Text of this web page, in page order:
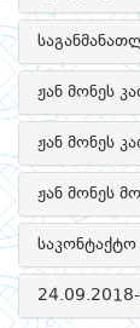
ჟან მონეს
ჟან მონეს
ჟან მონეს